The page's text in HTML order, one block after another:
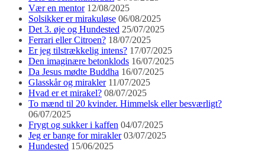
Vær en mentor 12/08/2025
Solsikker er mirakuløse 06/08/2025
Det 3. øje og Hundested 25/07/2025
Ferrari eller Citroen? 18/07/2025
Er jeg tilstrækkelig intens? 17/07/2025
Den imaginære betonklods 16/07/2025
Da Jesus mødte Buddha 16/07/2025
Glasskår og mirakler 11/07/2025
Hvad er et mirakel? 08/07/2025
To mænd til 20 kvinder. Himmelsk eller besværligt?
06/07/2025
Frygt og sukker i kaffen 04/07/2025
Jeg er bange for mirakler 03/07/2025
Hundested 15/06/2025